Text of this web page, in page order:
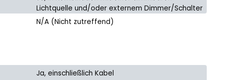
Lichtquelle und/oder externem Dimmer/Schalter
N/A (Nicht zutreffend)
Ja, einschließlich Kabel